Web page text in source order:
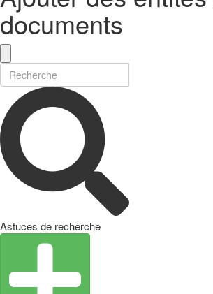
documents
Astuces de recherche